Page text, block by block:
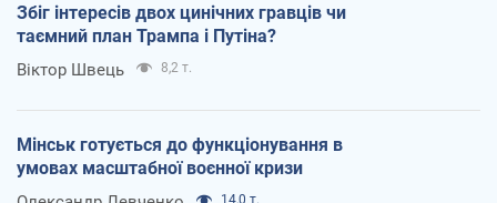
Збіг інтересів двох цинічних гравців чи
таємний план Трампа і Путіна?
Віктор Швець 8,2 т.
Мінськ готується до функціонування в
умовах масштабної воєнної кризи
14,0 т.